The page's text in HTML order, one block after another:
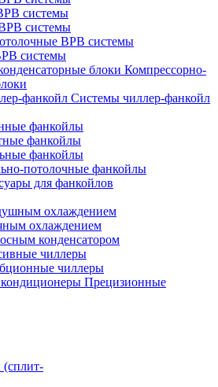
системы
системы
ВРВ системы
системы
Компрессорно-
Системы чиллер-фанкойл
фанкойлы
фанкойлы
фанкойлы
потолочные фанкойлы
для фанкойлов
охлаждением
охлаждением
конденсатором
чиллеры
чиллеры
Прецизионные